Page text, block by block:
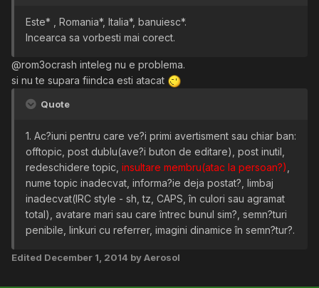
Este* , Romania*, Italia*, banuiesc*.
Incearca sa vorbesti mai corect.
@rom3ocrash inteleg nu e problema.
si nu te supara fiindca esti atacat
Quote
1. Ac?iuni pentru care ve?i primi avertisment sau chiar ban:
offtopic, post dublu(ave?i buton de editare), post inutil,
redeschidere topic, insultare membru(atac la persoan?)
nume topic inadecvat, informa?ie deja postat?, limbaj
inadecvat(IRC style - sh, tz, CAPS, în culori sau agramat
total), avatare mari sau care întrec bunul sim?, semn?turi
penibile, linkuri cu referrer, imagini dinamice în semn?tur?.
Edited December 1, 2014 by Aerosol